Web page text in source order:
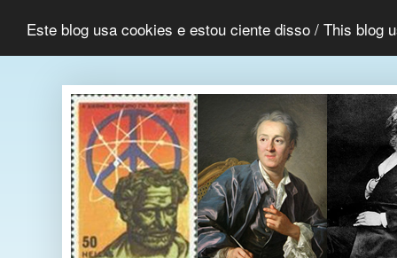
Este blog usa cookies e estou ciente disso / This blog